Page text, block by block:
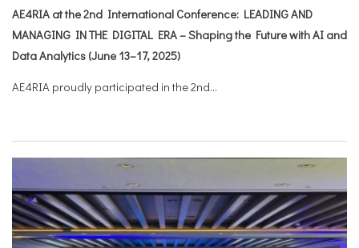
AE4RIA at the 2nd International Conference: LEADING AND
MANAGING IN THE DIGITAL ERA – Shaping the Future with AI and
Data Analytics (June 13–17, 2025)
AE4RIA proudly participated in the 2nd...